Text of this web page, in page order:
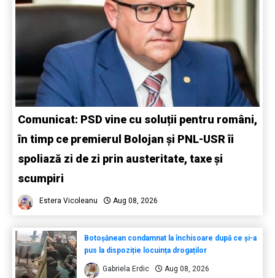
Comunicat: PSD vine cu soluții pentru români,
în timp ce premierul Bolojan și PNL-USR îi
spoliază zi de zi prin austeritate, taxe și
scumpiri
Estera Vicoleanu Aug 08, 2026
Botoșănean condamnat la închisoare după ce și-a
pus la dispoziție locuința drogaților
Gabriela Erdic Aug 08, 2026